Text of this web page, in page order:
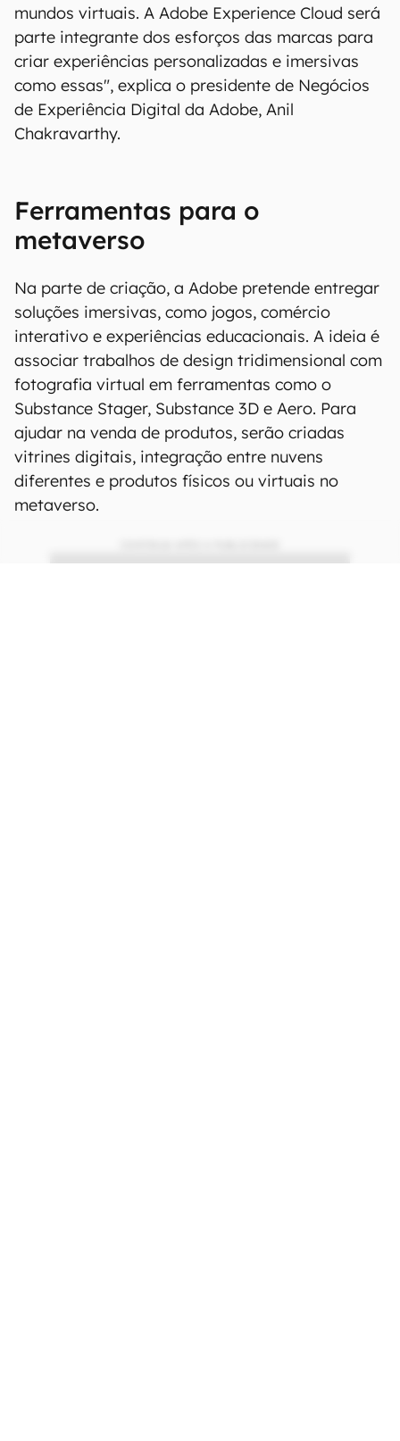
mundos virtuais. A Adobe Experience Cloud será
parte integrante dos esforços das marcas para
criar experiências personalizadas e imersivas
como essas", explica o presidente de Negócios
de Experiência Digital da Adobe, Anil
Chakravarthy.
Ferramentas para o
metaverso
Na parte de criação, a Adobe pretende entregar
soluções imersivas, como jogos, comércio
interativo e experiências educacionais. A ideia é
associar trabalhos de design tridimensional com
fotografia virtual em ferramentas como o
Substance Stager, Substance 3D e Aero. Para
ajudar na venda de produtos, serão criadas
vitrines digitais, integração entre nuvens
diferentes e produtos físicos ou virtuais no
metaverso.